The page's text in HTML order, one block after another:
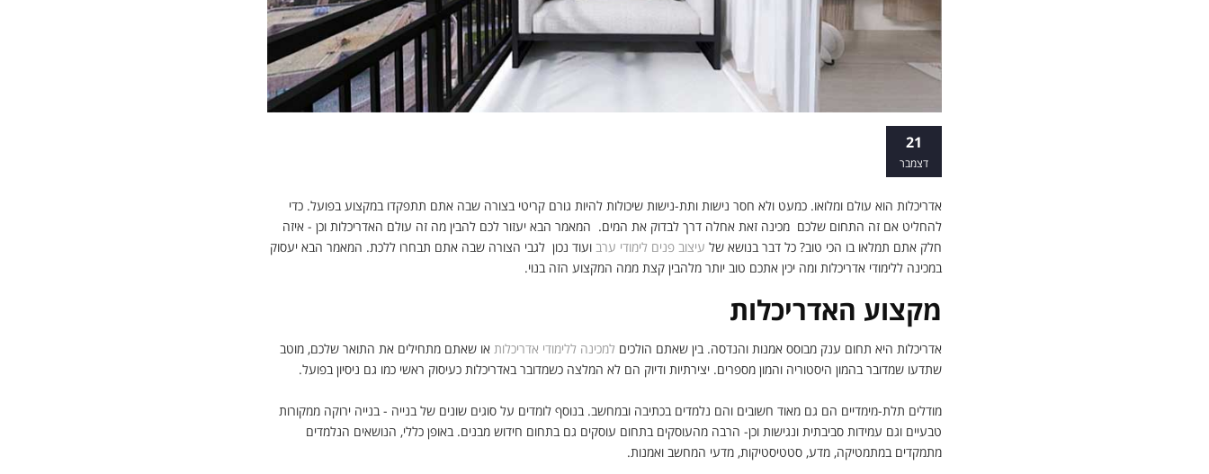
21
דצמבר
אדריכלות הוא עולם ומלואו. כמעט ולא חסר נישות ותת-נישות שיכולות להיות גורם קריטי בצורה שבה אתם תתפקדו במקצוע בפועל. כדי
להחליט אם זה התחום שלכם מכינה זאת אחלה דרך לבדוק את המים. המאמר הבא יעזור לכם להבין מה זה עולם האדריכלות וכן - איזה
חלק אתם תמלאו בו הכי טוב? כל דבר בנושא של עיצוב פנים לימודי ערב ועוד נכון לגבי הצורה שבה אתם תבחרו ללכת. המאמר הבא יעסוק
במכינה ללימודי אדריכלות ומה יכין אתכם טוב יותר מלהבין קצת ממה המקצוע הזה בנוי.
מקצוע האדריכלות
אדריכלות היא תחום ענק מבוסס אמנות והנדסה. בין שאתם הולכים למכינה ללימודי אדריכלות או שאתם מתחילים את התואר שלכם, מוטב
שתדעו שמדובר בהמון היסטוריה והמון מספרים. יצירתיות ודיוק הם לא המלצה כשמדובר באדריכלות כעיסוק ראשי כמו גם ניסיון בפועל.
מודלים תלת-מימדיים הם גם מאוד חשובים והם נלמדים בכתיבה ובמחשב. בנוסף לומדים על סוגים שונים של בנייה - בנייה ירוקה ממקורות
טבעיים וגם עמידות סביבתית ונגישות וכן- הרבה מהעוסקים בתחום עוסקים גם בתחום חידוש מבנים. באופן כללי, הנושאים הנלמדים
מתמקדים במתמטיקה, מדע, סטטיסטיקות, מדעי המחשב ואמנות.